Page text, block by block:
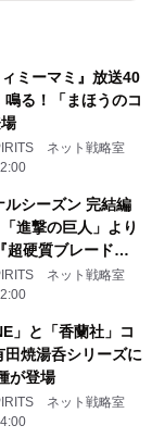
ィミーマミ』放送40
る！「まほうのコ
ネット戦略室
シーズン 完結編
進撃の巨人」より
超硬質ブレード』
ネット戦略室
」と「香蘭社」コ
焼湯呑シリーズに
が登場
ネット戦略室